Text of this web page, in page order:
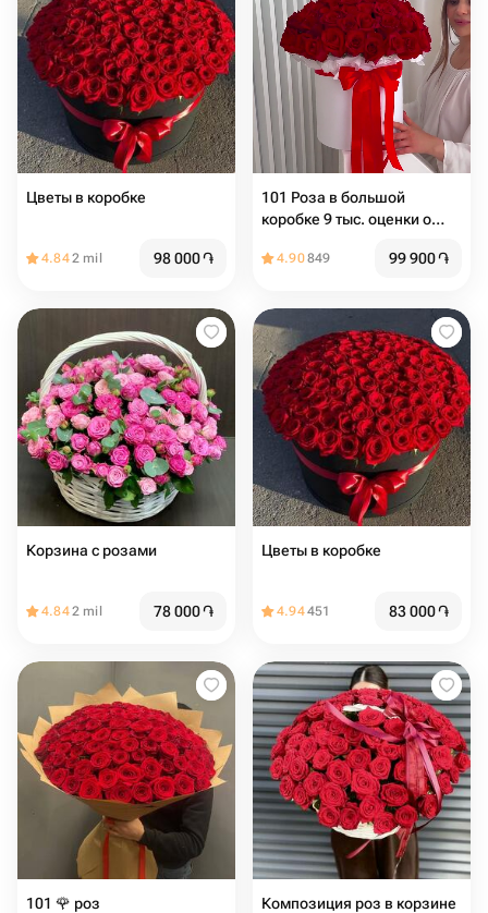
Цветы в коробке
4.842 mil 98 000֏
101 Роза в большой
коробке 9 тыс. оценки о
4.90849 99 900֏
Корзина с розами
4.842 mil 78 000֏
Цветы в коробке
4.94451 83 000֏
101 🌹 роз Композиция роз в корзине